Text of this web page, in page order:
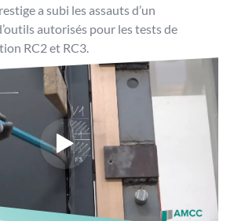
a subi les assauts d’un
autorisés pour les tests de
RC2 et RC3.